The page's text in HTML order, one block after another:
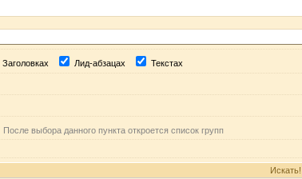
Заголовках Лид-абзацах Текстах
После выбора данного пункта откроется список групп